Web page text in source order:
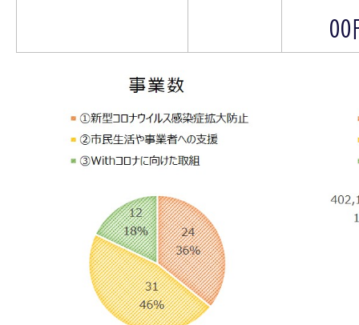
00